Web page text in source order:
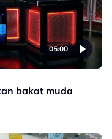
05:00
bakat muda